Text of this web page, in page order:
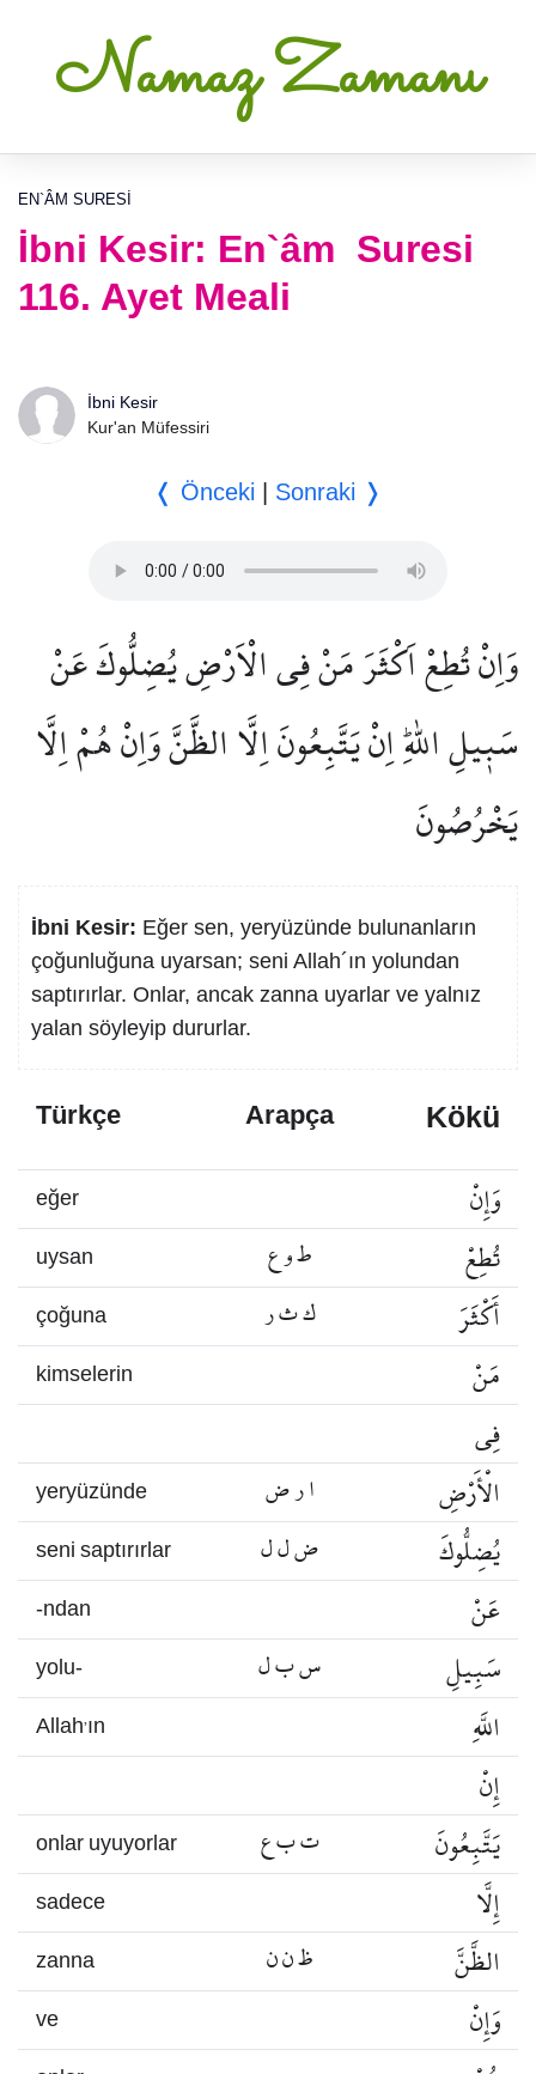
Namaz Zamanı
EN`ÂM SURESI
İbni Kesir: En`âm Suresi
116. Ayet Meali
İbni Kesir
Kur'an Müfessiri
❬ Önceki Sonraki ❭
وَاِنْ تُطِعْ اَكْثَرَ مَنْ فِي الْاَرْضِ يُضِلُّوكَ عَنْ
سَب۪يلِ اللّٰهِۜ اِنْ يَتَّبِعُونَ اِلَّا الظَّنَّ وَاِنْ هُمْ اِلَّا
يَخْرُصُونَ
İbni Kesir: Eğer sen, yeryüzünde bulunanların
çoğunluğuna uyarsan; seni Allah´ın yolundan
saptırırlar. Onlar, ancak zanna uyarlar ve yalnız
yalan söyleyip dururlar.
Türkçe Arapça Kökü
eğer وَإِنْ
uysan ط و ع تُطِعْ
çoğuna ك ث ر أَكْثَرَ
kimselerin
مَنْ
فِي
yeryüzünde ا ر ض الْأَرْضِ
seni saptırırlar ض ل ل يُضِلُّوكَ
-ndan عَنْ
yolu- س ب ل سَبِيلِ
Allah’ın
اللَّهِ
إِنْ
onlar uyuyorlar ت ب ع يَتَّبِعُونَ
sadece إِلَّا
zanna ظ ن ن الظَّنَّ
ve وَإِنْ